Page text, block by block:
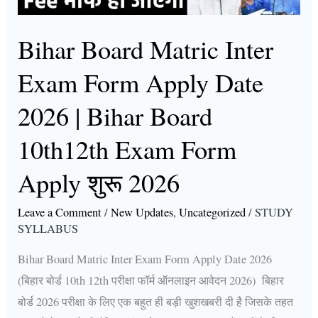
Bihar Board Matric Inter
Exam Form Apply Date
2026 | Bihar Board
10th12th Exam Form
Apply शुरू 2026
Leave a Comment/New Updates,Uncategorized/STUDY
SYLLABUS
Bihar Board Matric Inter Exam Form Apply Date 2026
(बिहार बोर्ड 10th 12th परीक्षा फॉर्म ऑनलाइन आवेदन 2026) बिहार
बोर्ड 2026 परीक्षा के लिए एक बहुत ही बड़ी खुशखबरी दी है जिसके तहत
Date
|
Bihar
10th12th
Exam
Apply
शुरू
2026